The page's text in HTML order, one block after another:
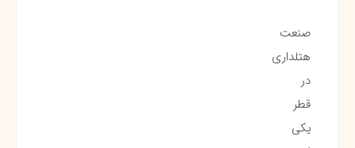
صنعت
هتلداری
در
قطر
یکی